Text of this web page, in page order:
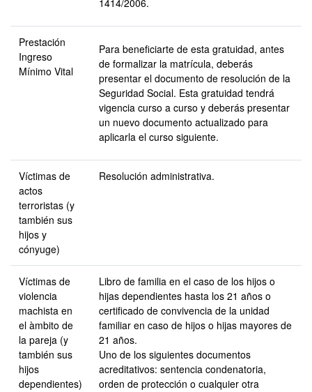
1414/2006.
Prestación
Ingreso
Mínimo Vital
Para beneficiarte de esta gratuidad, antes
de formalizar la matrícula, deberás
presentar el documento de resolución de la
Seguridad Social. Esta gratuidad tendrá
vigencia curso a curso y deberás presentar
un nuevo documento actualizado para
aplicarla el curso siguiente.
Víctimas de
actos
terroristas (y
también sus
hijos y
cónyuge)
Resolución administrativa.
Víctimas de
violencia
machista en
el àmbito de
la pareja (y
también sus
hijos
dependientes)
Libro de familia en el caso de los hijos o
hijas dependientes hasta los 21 años o
certificado de convivencia de la unidad
familiar en caso de hijos o hijas mayores de
21 años.
Uno de los siguientes documentos
acreditativos: sentencia condenatoria,
orden de protección o cualquier otra